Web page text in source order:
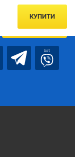
КУПИТИ
та пропозиції
ПІДПИСАТИСЯ
bot